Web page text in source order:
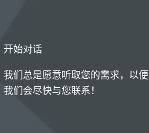
开始对话
我们总是愿意听取您的需求，以
我们会尽快与您联系！